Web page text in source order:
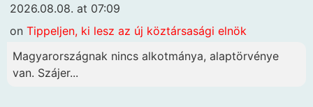
2026.08.08. at 07:09
on Tippeljen, ki lesz az új köztársasági elnök
Magyarországnak nincs alkotmánya, alaptörvénye
van. Szájer...